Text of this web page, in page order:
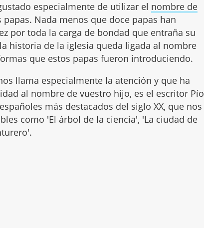
especialmente de utilizar el nombre de
papas. Nada menos que doce papas han
por toda la carga de bondad que entraña su
historia de la iglesia queda ligada al nombre
que estos papas fueron introduciendo.
llama especialmente la atención y que ha
al nombre de vuestro hijo, es el escritor Pío
más destacados del siglo XX, que nos
como 'El árbol de la ciencia', 'La ciudad de